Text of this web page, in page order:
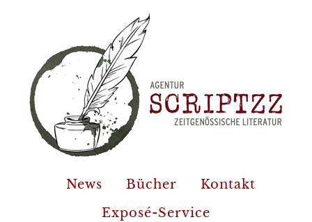
News Bücher
Kontakt
Exposé-Service